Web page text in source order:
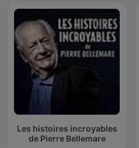
Les histoires incroyables
de Pierre Bellemare